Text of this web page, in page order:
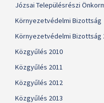
Józsai Településrészi
Környezetvédelmi Bizottság
Környezetvédelmi Bizottság
Közgyűlés 2010
Közgyűlés 2011
Közgyűlés 2012
Közgyűlés 2013